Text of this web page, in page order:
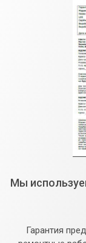
Мы
Гарантия